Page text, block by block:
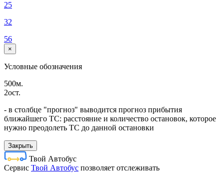
25
32
56
×
Условные обозначения
500м.
2ост.
- в столбце "прогноз" выводится прогноз прибытия
ближайшего ТС: расстояние и количество остановок, которое
нужно преодолеть ТС до данной остановки
Закрыть
Твой Автобус
Cервис Твой Автобус позволяет отслеживать